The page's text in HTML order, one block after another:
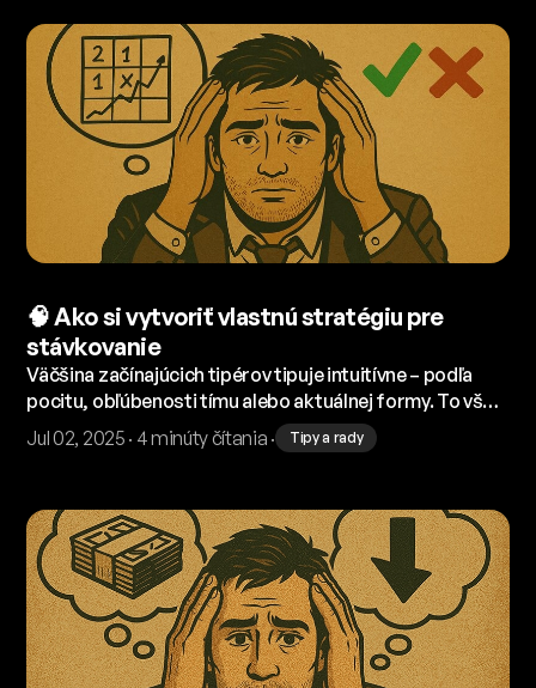
idete správnym smerom.
🧠 Ako si vytvoriť vlastnú stratégiu pre
stávkovanie
Väčšina začínajúcich tipérov tipuje intuitívne – podľa
pocitu, obľúbenosti tímu alebo aktuálnej formy. To však
z dlhodobého hľadiska nestačí. Ak chcete mať šancu na
stabilné výsledky, potrebujete vlastnú stratégiu. Ako na
Jul 02, 2025 · 4 minúty čítania · Tipy a rady